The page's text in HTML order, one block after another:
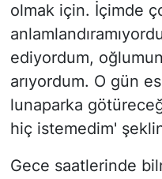
olmak için. İçimde
ediyordum,
arıyordum. O gün
lunaparka
hiç istemedim'
Gece saatlerinde